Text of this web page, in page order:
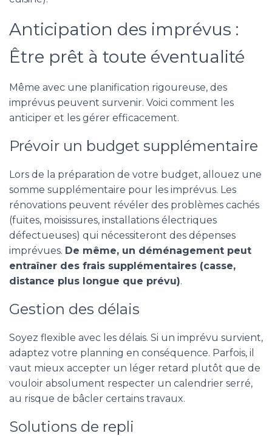
Anticipation des imprévus :
Être prêt à toute éventualité
Même avec une planification rigoureuse, des
imprévus peuvent survenir. Voici comment les
anticiper et les gérer efficacement.
Prévoir un budget supplémentaire
Lors de la préparation de votre budget, allouez une
somme supplémentaire pour les imprévus. Les
rénovations peuvent révéler des problèmes cachés
(fuites, moisissures, installations électriques
défectueuses) qui nécessiteront des dépenses
imprévues. De même, un déménagement peut
entraîner des frais supplémentaires (casse,
distance plus longue que prévu).
Gestion des délais
Soyez flexible avec les délais. Si un imprévu survient,
adaptez votre planning en conséquence. Parfois, il
vaut mieux accepter un léger retard plutôt que de
vouloir absolument respecter un calendrier serré,
au risque de bâcler certains travaux.
Solutions de repli